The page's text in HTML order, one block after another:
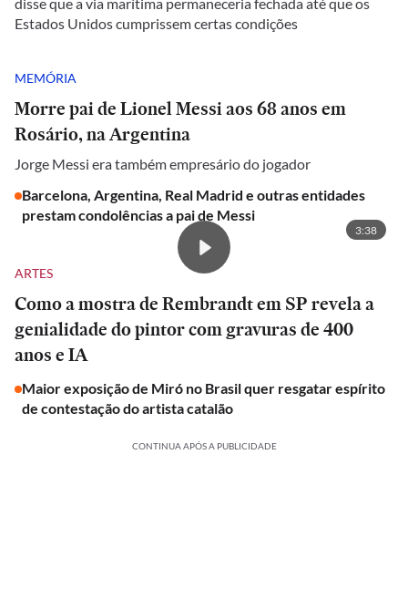
Estados Unidos cumprissem certas condições
MEMÓRIA
Morre pai de Lionel Messi aos 68 anos em
Rosário, na Argentina
Jorge Messi era também empresário do jogador
Barcelona, Argentina, Real Madrid e outras entidades
prestam condolências a pai de Messi
3:38
ARTES
Como a mostra de Rembrandt em SP revela a
genialidade do pintor com gravuras de 400
anos e IA
Maior exposição de Miró no Brasil quer resgatar espírito
de contestação do artista catalão
CONTINUA APÓS A PUBLICIDADE